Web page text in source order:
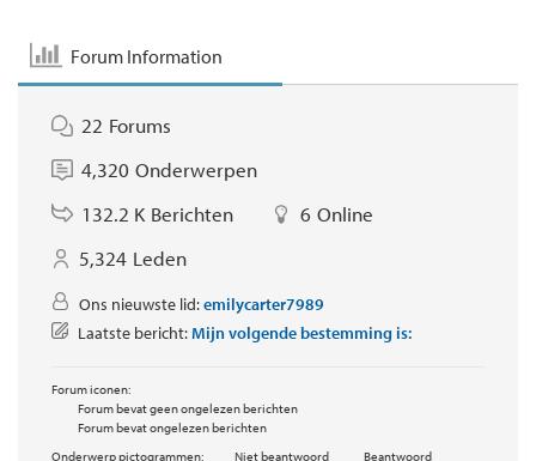
Forum Information
22 Forums
4,320 Onderwerpen
132.2 K Berichten 6 Online
5,324 Leden
Ons nieuwste lid:emilycarter7989
Laatste bericht:Mijn volgende bestemming is:
Forum iconen:
Forum bevat geen ongelezen berichten
Forum bevat ongelezen berichten
Onderwerp pictogrammen:
Niet beantwoord
Beantwoord